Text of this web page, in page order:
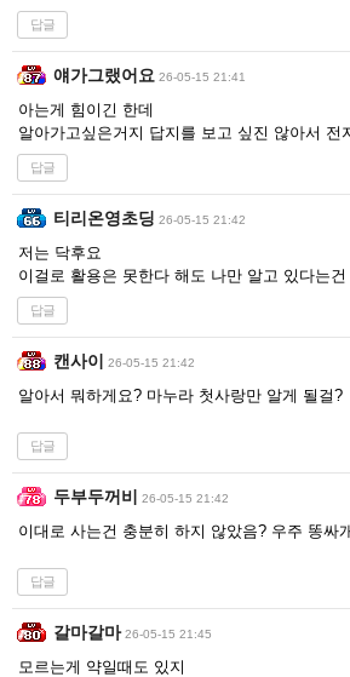
답글
얘가그랬어요 26-05-15 21:41
아는게 힘이긴 한데
알아가고싶은거지 답지를 보고 싶진 않아서 전
답글
티리온영초딩 26-05-15 21:42
저는 닥후요
이걸로 활용은 못한다 해도 나만 알고 있다는
답글
캔사이 26-05-15 21:42
알아서 뭐하게요? 마누라 첫사랑만 알게 될걸?
답글
두부두꺼비 26-05-15 21:42
이대로 사는건 충분히 하지 않았음? 우주 똥싸
답글
갈마갈마 26-05-15 21:45
모르는게 약일때도 있지